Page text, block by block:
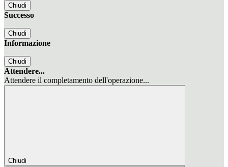
Chiudi
Successo
Chiudi
Informazione
Chiudi
Attendere...
Attendere il completamento dell'operazione...
Chiudi